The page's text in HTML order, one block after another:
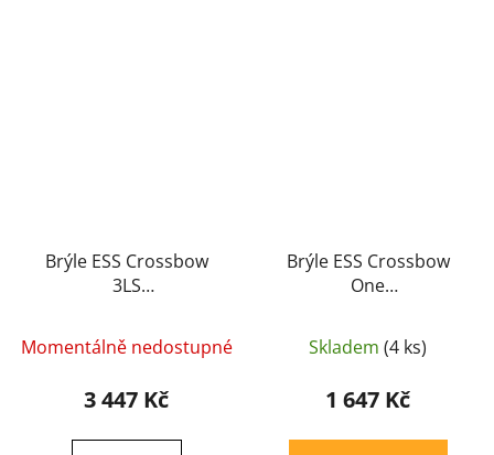
Brýle ESS Crossbow
3LS
(740-0387) - ESS
Momentálně nedostupné
3 447 Kč
Brýle ESS Crossbow
One
(740-0615) - ESS
Skladem (4 ks)
1 647 Kč